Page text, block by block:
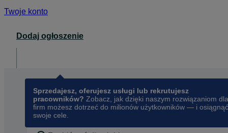
Twoje konto
Dodaj ogłoszenie
Sprzedajesz, oferujesz usługi lub rekrutujesz
pracowników? Zobacz, jak dzięki naszym rozwiązaniom dla
firm możesz dotrzeć do milionów użytkowników — i osiągnąć
swoje cele.